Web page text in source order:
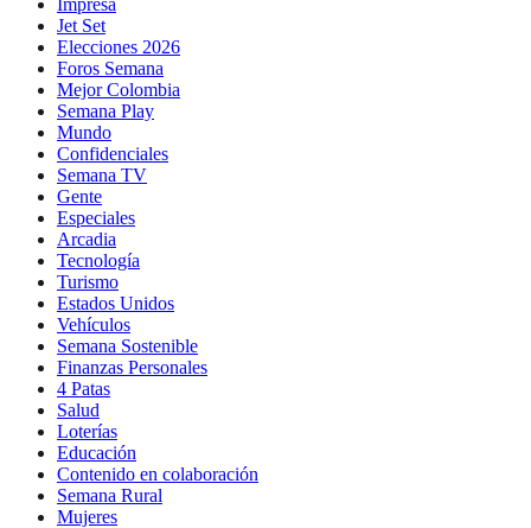
Jet Set
Elecciones 2026
Foros Semana
Mejor Colombia
Semana Play
Mundo
Confidenciales
Semana TV
Gente
Especiales
Arcadia
Tecnología
Turismo
Estados Unidos
Vehículos
Semana Sostenible
Finanzas Personales
4 Patas
Salud
Loterías
Educación
Contenido en colaboración
Semana Rural
Mujeres